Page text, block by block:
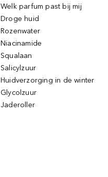
Welk parfum past bij mij
Droge huid
Rozenwater
Niacinamide
Squalaan
Salicylzuur
Huidverzorging in de winter
Glycolzuur
Jaderoller